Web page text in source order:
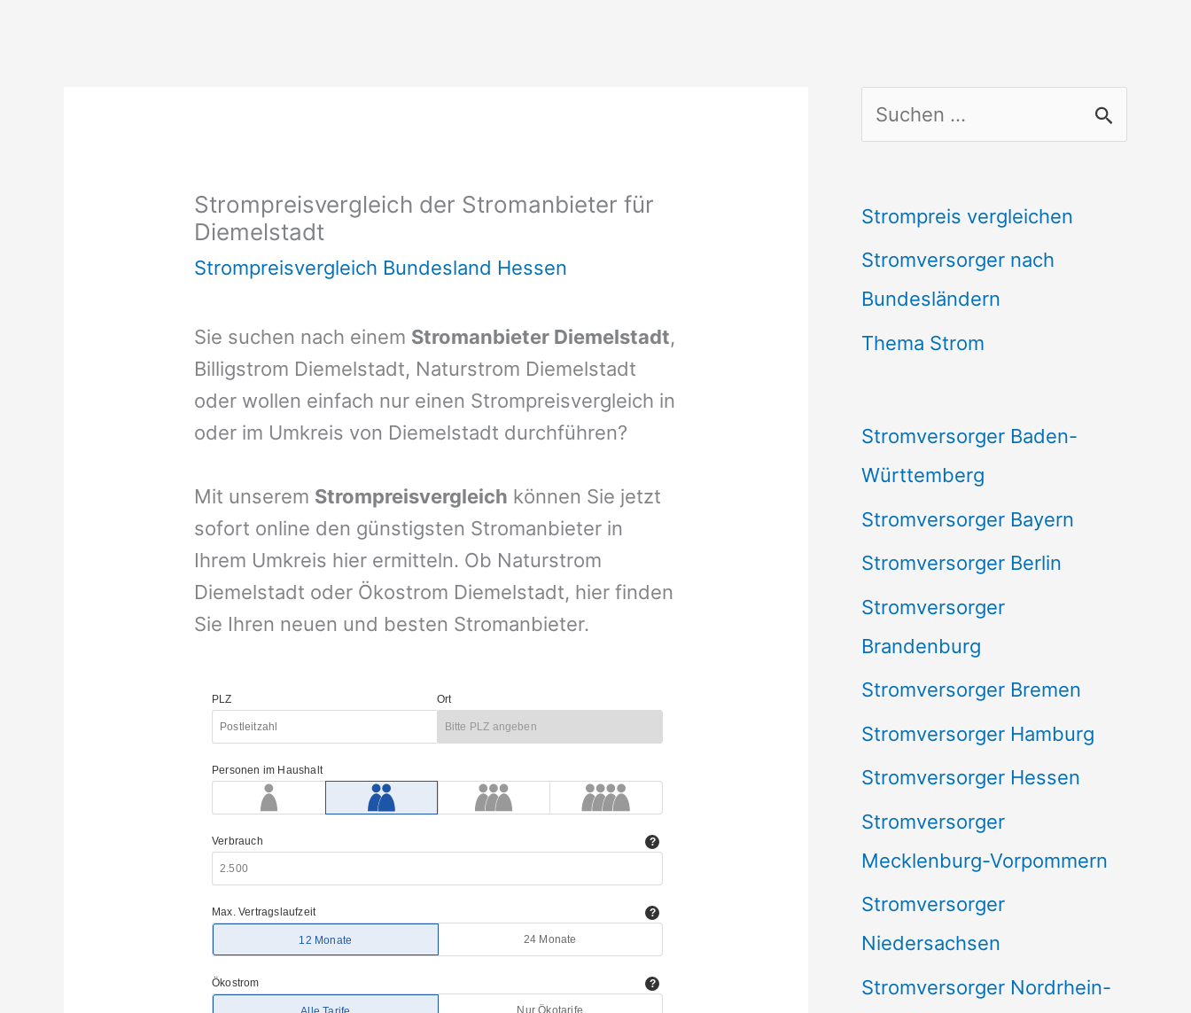
Strompreisvergleich der Stromanbieter für
Diemelstadt
Strompreisvergleich Bundesland Hessen
Sie suchen nach einem Stromanbieter Diemelstadt,
Billigstrom Diemelstadt, Naturstrom Diemelstadt
oder wollen einfach nur einen Strompreisvergleich in
oder im Umkreis von Diemelstadt durchführen?
Mit unserem Strompreisvergleich können Sie jetzt
sofort online den günstigsten Stromanbieter in
Ihrem Umkreis hier ermitteln. Ob Naturstrom
Diemelstadt oder Ökostrom Diemelstadt, hier finden
Sie Ihren neuen und besten Stromanbieter.
u
h
e
n
n
Strompreis vergleichen
Stromversorger nach
Bundesländern
Thema Strom
Stromversorger Baden-
Württemberg
Stromversorger Bayern
Stromversorger Berlin
Stromversorger
Brandenburg
Stromversorger Bremen
Stromversorger Hamburg
Stromversorger Hessen
Stromversorger
Mecklenburg-Vorpommern
Stromversorger
Niedersachsen
Stromversorger Nordrhein-